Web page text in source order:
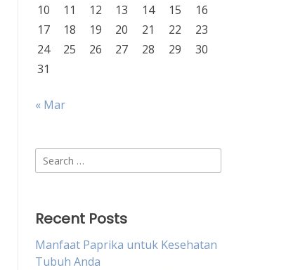
10
11 12 13 14 15
16
17
18 19 20 21 22
23
24
25 26 27 28 29
30
31
« Mar
Search
for:
Recent Posts
Manfaat Paprika untuk Kesehatan
Tubuh Anda